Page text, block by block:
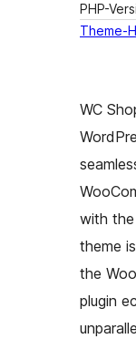
PHP-
Theme-
WC
with the
theme
the
plugin